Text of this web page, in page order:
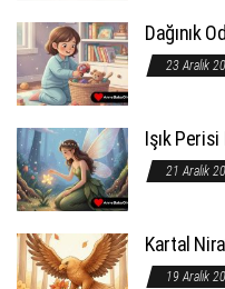
Dağınık
23 Aralık
Işık Perisi
21 Aralık
Kartal
19 Aralık